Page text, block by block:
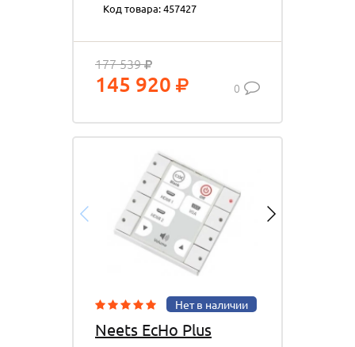
интерфейсом и мастером
Код товара: 457427
177 539
145 920 0
Нет в наличии
Neets EcHo Plus